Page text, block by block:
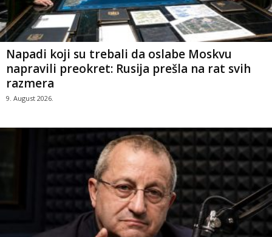
Napadi koji su trebali da oslabe Moskvu
napravili preokret: Rusija prešla na rat svih
razmera
9. August 2026.